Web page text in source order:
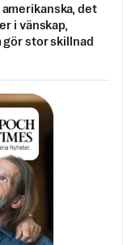
det
i vänskap,
gör stor skillnad